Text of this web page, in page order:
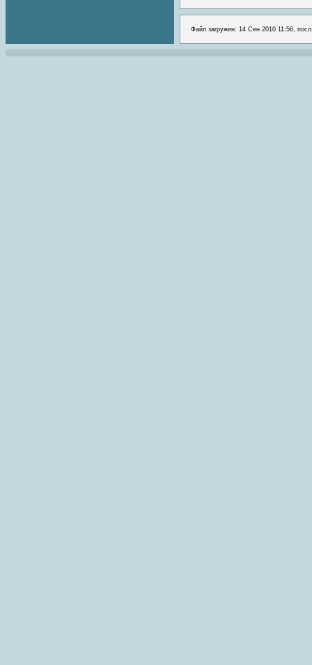
Файл загружен: 14 Сен 2010 11:56,